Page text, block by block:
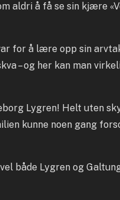
aldri å få se sin kjære
for å lære opp sin
– og her kan man
Lygren! Helt uten
kunne noen gang
både Lygren og